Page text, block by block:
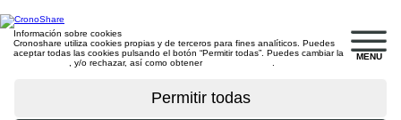
MENU
Información sobre cookies
Cronoshare utiliza cookies propias y de terceros para fines analíticos. Puedes
aceptar todas las cookies pulsando el botón “Permitir todas”. Puedes cambiar la
, y/o rechazar, así como obtener